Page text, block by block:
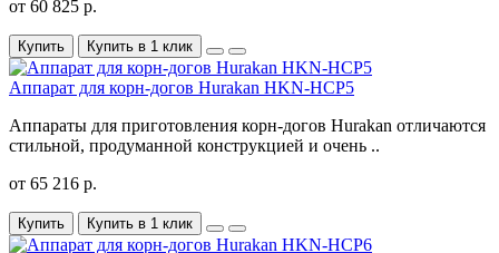
от 60 825 р.
Купить Купить в 1 клик
Аппарат для корн-догов Hurakan HKN-HCP5
Аппараты для приготовления корн-догов Hurakan отличаются
стильной, продуманной конструкцией и очень ..
от 65 216 р.
Купить Купить в 1 клик